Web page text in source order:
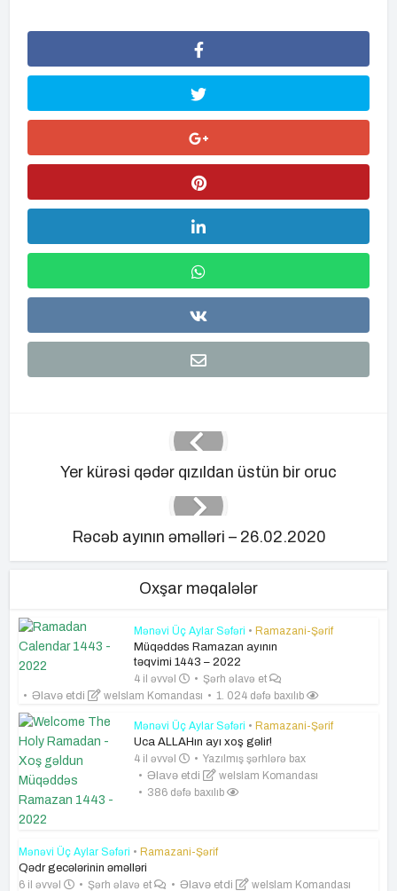
Yer kürəsi qədər qızıldan üstün bir oruc
Rəcəb ayının əməlləri – 26.02.2020
Oxşar məqalələr
Mənəvi Üç Aylar Səfəri • Ramazani-Şərif
Müqəddəs Ramazan ayının
təqvimi 1443 – 2022
4 il əvvəl
Şərh əlavə et
Əlavə etdi
weIslam Komandası 1. 024 dəfə baxılıb
Mənəvi Üç Aylar Səfəri • Ramazani-Şərif
Uca ALLAHın ayı xoş gəlir!
4 il əvvəl
Yazılmış şərhlərə bax
Əlavə etdi
weIslam Komandası
386 dəfə baxılıb
Mənəvi Üç Aylar Səfəri • Ramazani-Şərif
Qədr gecələrinin əməlləri
6 il əvvəl
Şərh əlavə et Əlavə etdi weIslam Komandası